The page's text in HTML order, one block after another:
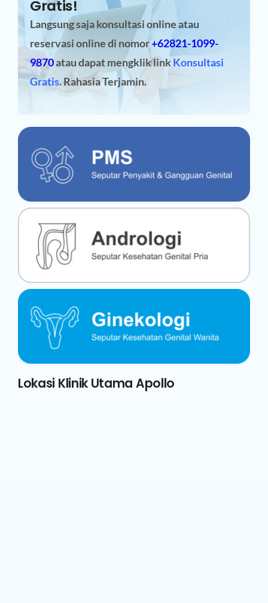
Gratis!
Langsung saja konsultasi online atau
reservasi onlinedi nomor+62821-1099-
9870atau dapat mengklik linkKonsultasi
Gratis. Rahasia Terjamin.
Lokasi Klinik Utama Apollo